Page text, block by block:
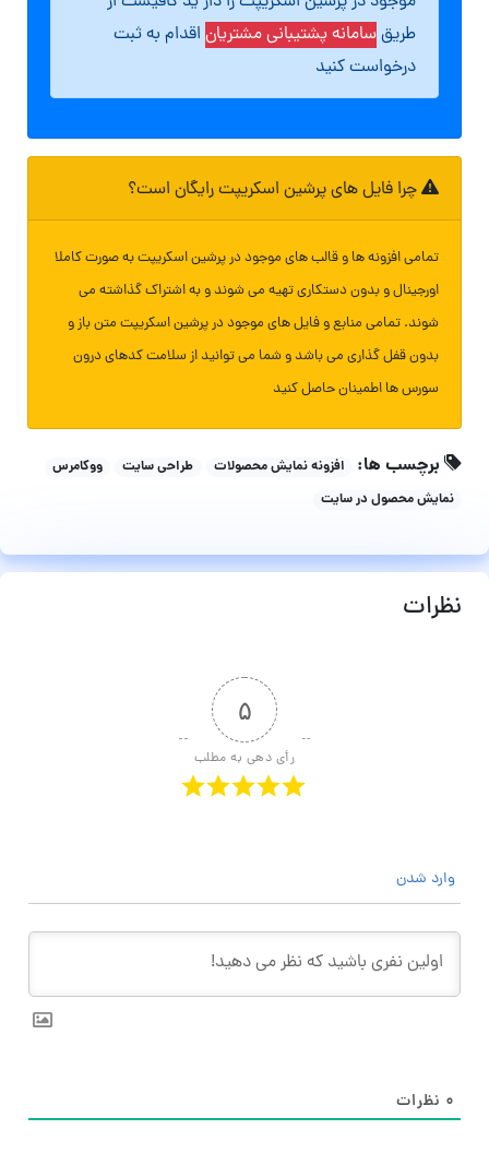
طریقسامانه پشتیبانی مشتریان اقدام به ثبت
درخواست کنید
چرا فایل های پرشین اسکریپت رایگان است؟
تمامی افزونه ها و قالب های موجود در پرشین اسکریپت به صورت کاملا
اورجینال و بدون دستکاری تهیه می شوند و به اشتراک گذاشته می
شوند. تمامی منابع و فایل های موجود در پرشین اسکریپت متن باز و
بدون قفل گذاری می باشد و شما می توانید از سلامت کدهای درون
سورس ها اطمینان حاصل کنید
برچسب ها: افزونه نمایش محصولات طراحی سایت
ووکامرس
نمایش محصول در سایت
نظرات
۵
رأی دهی به مطلب
وارد شدن
۰ نظرات